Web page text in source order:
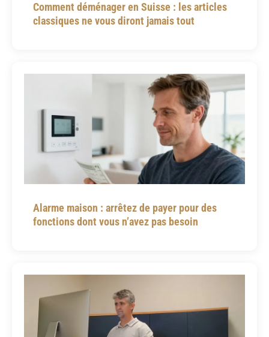
Comment déménager en Suisse : les articles
classiques ne vous diront jamais tout
Alarme maison : arrêtez de payer pour des
fonctions dont vous n’avez pas besoin